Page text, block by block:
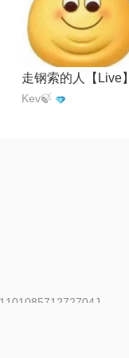
走钢索的人【Live】
Kev🍃